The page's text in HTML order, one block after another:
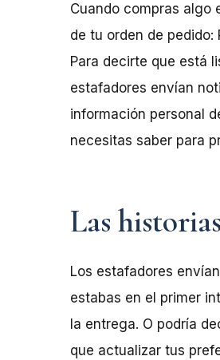
Cuando compras algo
de tu orden de
Para decirte que está
estafadores envían
información personal
necesitas saber para
Las
Los estafadores
estabas en el primer
la entrega. O podría
que actualizar tus